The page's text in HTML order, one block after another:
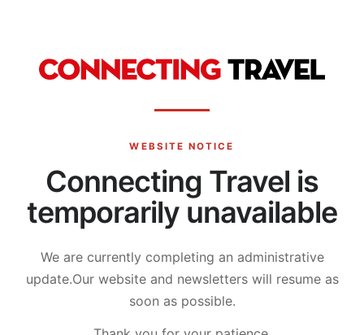
WEBSITE NOTICE
Connecting Travel is
temporarily unavailable
We are currently completing an administrative
update.Our website and newsletters will resume as
soon as possible.